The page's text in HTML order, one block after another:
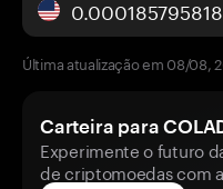
Última atualização em 08/08,
Carteira para
Experimente o futuro
de criptomoedas com